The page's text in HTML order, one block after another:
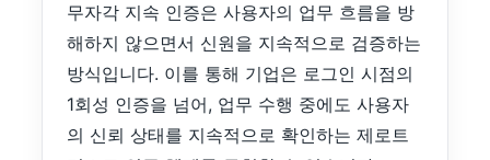
무자각 지속 인증은 사용자의 업무 흐름을 방
해하지 않으면서 신원을 지속적으로 검증하는
방식입니다. 이를 통해 기업은 로그인 시점의
1회성 인증을 넘어, 업무 수행 중에도 사용자
의 신뢰 상태를 지속적으로 확인하는 제로트